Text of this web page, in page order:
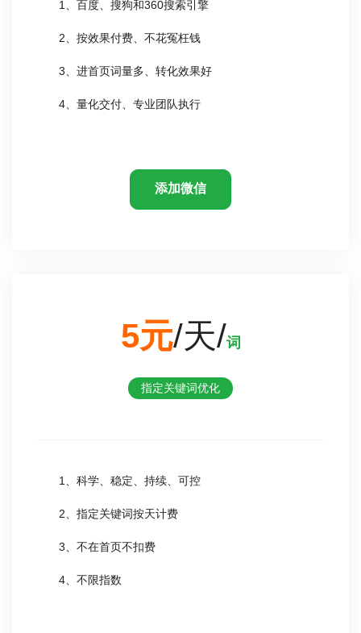
1、百度、搜狗和360搜索引擎
2、按效果付费、不花冤枉钱
3、进首页词量多、转化效果好
4、量化交付、专业团队执行
添加微信
5元/天/词
指定关键词优化
1、科学、稳定、持续、可控
2、指定关键词按天计费
3、不在首页不扣费
4、不限指数